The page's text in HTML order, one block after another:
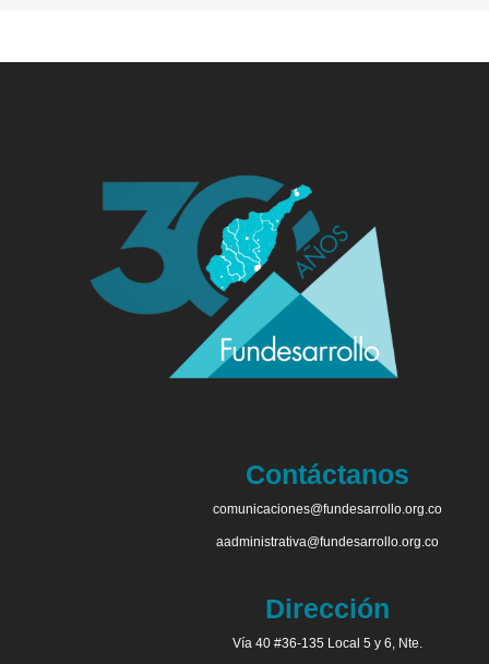
Contáctanos
comunicaciones@fundesarrollo.org.co
aadministrativa@fundesarrollo.org.co
Dirección
Vía 40 #36-135 Local 5 y 6, Nte.